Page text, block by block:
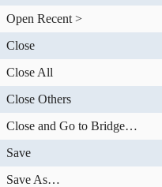
Open Recent >
Close
Close All
Close Others
Close and Go to Bridge…
Save
Save As…